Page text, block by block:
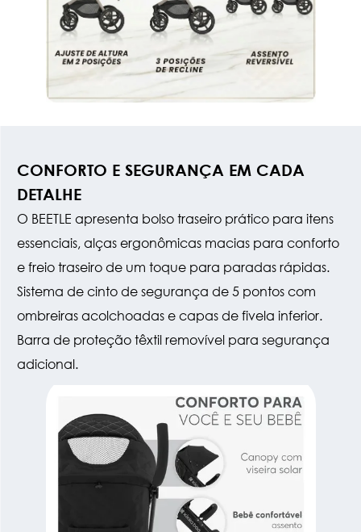
CONFORTO E SEGURANÇA EM CADA
DETALHE
O BEETLE apresenta bolso traseiro prático para itens
essenciais, alças ergonômicas macias para conforto
e freio traseiro de um toque para paradas rápidas.
Sistema de cinto de segurança de 5 pontos com
ombreiras acolchoadas e capas de fivela inferior.
Barra de proteção têxtil removível para segurança
adicional.